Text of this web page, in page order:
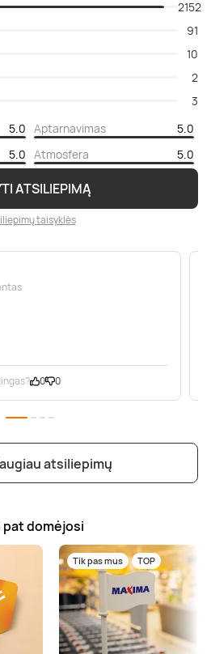
ATSILIEPIMĄ
taisyklės
2152
91
10
2
3
5.0 Aptarnavimas
5.0
5.0 Atmosfera 5.0
0 0
atsiliepimų
pat domėjosi
Tik pas mus TOP